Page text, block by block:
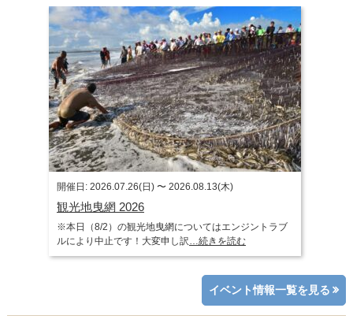
開催日: 2026.07.26(日) 〜 2026.08.13(木)
観光地曳網 2026
※本日（8/2）の観光地曳網についてはエンジントラブ
ルにより中止です！大変申し訳…続きを読む
イベント情報一覧を見る